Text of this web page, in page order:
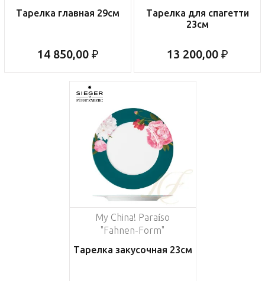
Тарелка главная 29см
14 850,00 ₽
Тарелка для спагетти
23см
13 200,00 ₽
My China! Paraíso
"Fahnen-Form"
Тарелка закусочная 23см